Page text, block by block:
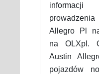
informacji
Allegro Pl
na OLXpl.
Austin
pojazdów